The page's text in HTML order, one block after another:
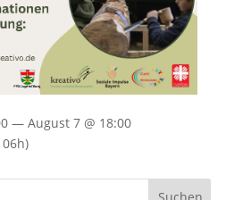
— August 7 @ 18:00